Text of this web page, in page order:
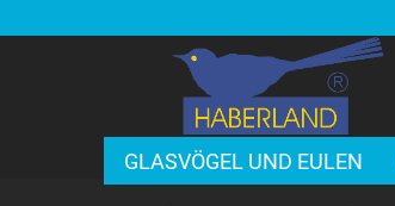
GLASVÖGEL UND EULEN